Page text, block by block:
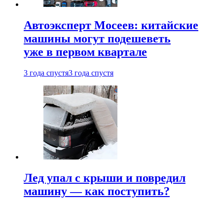
Автоэксперт Мосеев: китайские
машины могут подешеветь
уже в первом квартале
3 года спустя3 года спустя
Лед упал с крыши и повредил
машину — как поступить?